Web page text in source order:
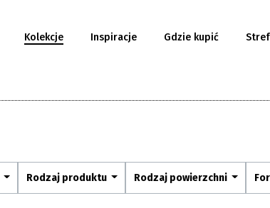
Kolekcje Inspiracje Gdzie kupić
Rodzaj produktu Rodzaj powierzchni